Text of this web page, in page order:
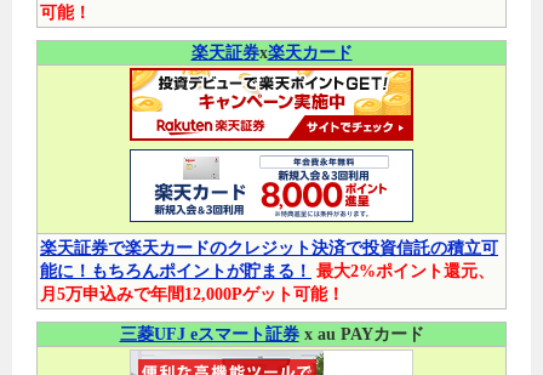
可能！
楽天証券x楽天カード
楽天証券で楽天カードのクレジット決済で投資信託の積立可
能に！もちろんポイントが貯まる！ 最大2%ポイント還元、
月5万申込みで年間12,000Pゲット可能！
三菱UFJ eスマート証券x au PAYカード